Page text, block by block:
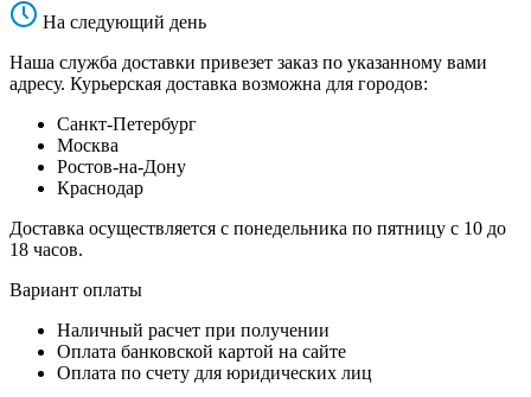
На следующий день
Наша служба доставки привезет заказ по указанному вами
адресу. Курьерская доставка возможна для городов:
Санкт-Петербург
Москва
Ростов-на-Дону
Краснодар
Доставка осуществляется с понедельника по пятницу с 10 до
18 часов.
Вариант оплаты
Наличный расчет при получении
Оплата банковской картой на сайте
Оплата по счету для юридических лиц